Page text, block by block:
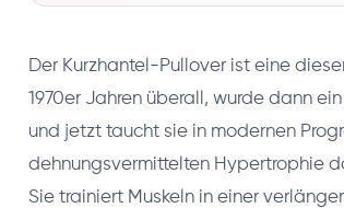
Der Kurzhantel-Pullover ist eine
1970er Jahren überall, wurde dann
und jetzt taucht sie in modernen
dehnungsvermittelten Hypertrophie
Sie trainiert Muskeln in einer